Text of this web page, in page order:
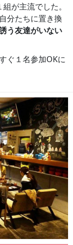
が主流でした。
分たちに置き換
う友達がいない
ぐ１名参加OKに